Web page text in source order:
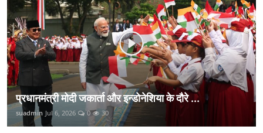
प्रधानमंत्री मोदी जकार्ता और इन्डोनेशिया के दौरे ...
suadmin Jul 6, 2026 0 30